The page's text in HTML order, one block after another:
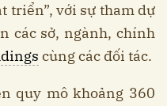
triển”, với sự tham dự
các sở, ngành, chính
cùng các đối tác.
quy mô khoảng 360